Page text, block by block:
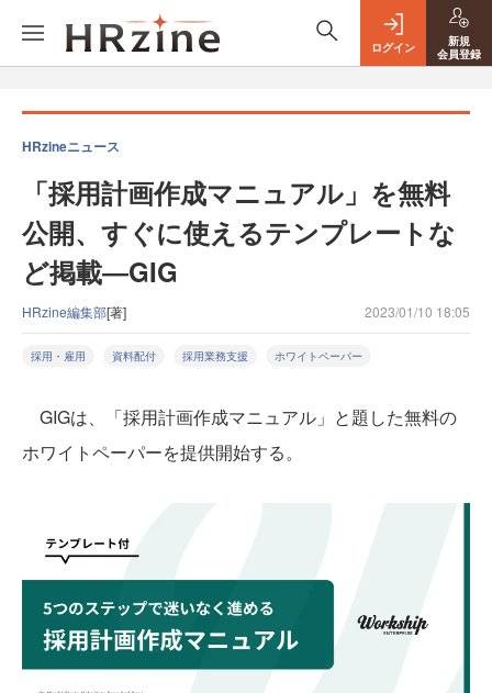
ログイン
新規
会員登録
HRzineニュース
「採用計画作成マニュアル」を無料
公開、すぐに使えるテンプレートな
ど掲載―GIG
HRzine編集部[著] 2023/01/10 18:05
採用・雇用 資料配付 採用業務支援 ホワイトペーパー
GIGは、「採用計画作成マニュアル」と題した無料の
ホワイトペーパーを提供開始する。